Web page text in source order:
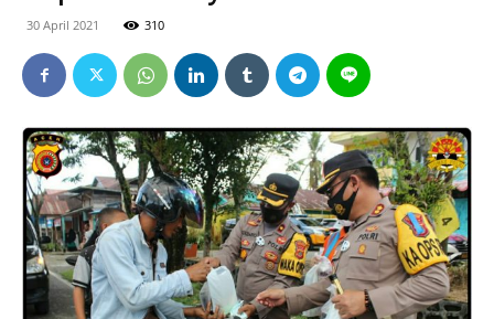
30 April 2021 310